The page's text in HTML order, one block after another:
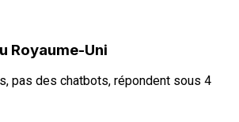
Royaume-Uni
pas des chatbots, répondent sous 4